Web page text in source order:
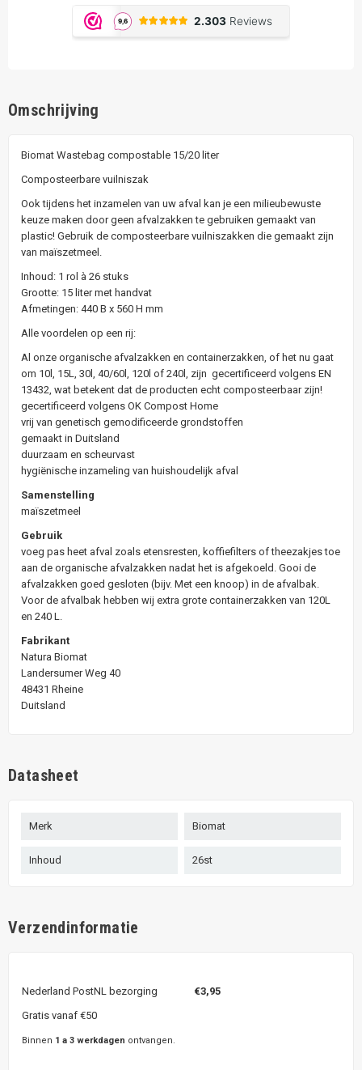
Omschrijving
Biomat Wastebag compostable 15/20 liter
Composteerbare vuilniszak
Ook tijdens het inzamelen van uw afval kan je een milieubewuste
keuze maken door geen afvalzakken te gebruiken gemaakt van
plastic! Gebruik de composteerbare vuilniszakken die gemaakt zijn
van maïszetmeel.
Inhoud: 1 rol à 26 stuks
Grootte: 15 liter met handvat
Afmetingen: 440 B x 560 H mm
Alle voordelen op een rij:
Al onze organische afvalzakken en containerzakken, of het nu gaat
om 10l, 15L, 30l, 40/60l, 120l of 240l, zijn gecertificeerd volgens EN
13432, wat betekent dat de producten echt composteerbaar zijn!
gecertificeerd volgens OK Compost Home
vrij van genetisch gemodificeerde grondstoffen
gemaakt in Duitsland
duurzaam en scheurvast
hygiënische inzameling van huishoudelijk afval
Samenstelling
maïszetmeel
Gebruik
voeg pas heet afval zoals etensresten, koffiefilters of theezakjes toe
aan de organische afvalzakken nadat het is afgekoeld. Gooi de
afvalzakken goed gesloten (bijv. Met een knoop) in de afvalbak.
Voor de afvalbak hebben wij extra grote containerzakken van 120L
en 240 L.
Fabrikant
Natura Biomat
Landersumer Weg 40
48431 Rheine
Duitsland
Datasheet
Merk Biomat
Inhoud 26st
Verzendinformatie
Nederland PostNL bezorging €3,95
Gratis vanaf €50
Binnen 1 a 3 werkdagen ontvangen.